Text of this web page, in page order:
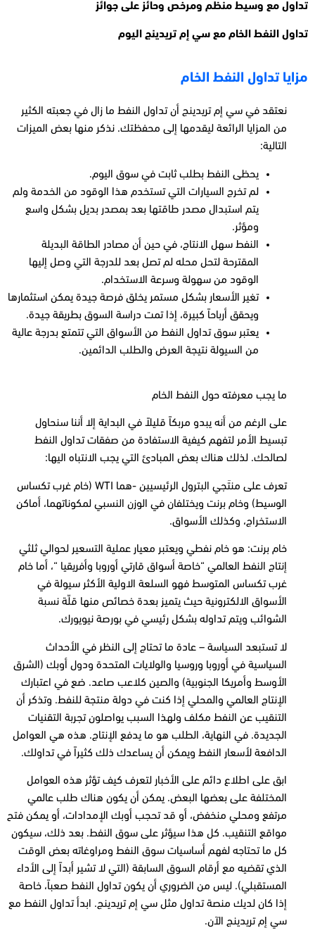
تداول مع وسيط منظم ومرخص وحائز على جوائز
تداول النفط الخام مع سي إم تريدينج اليوم
مزايا تداول النفط الخام
نعتقد في سي إم تريدينج أن تداول النفط ما زال في جعبته الكثير
من المزايا الرائعة ليقدمها إلى محفظتك. نذكر منها بعض الميزات
التالية:
يحظى النفط بطلب ثابت في سوق اليوم.
لم تخرج السيارات التي تستخدم هذا الوقود من الخدمة ولم
يتم استبدال مصدر طاقتها بعد بمصدر بديل بشكل واسع
ومؤثر.
النفط سهل الانتاج، في حين أن مصادر الطاقة البديلة
المقترحة لتحل محله لم تصل بعد للدرجة التي وصل إليها
الوقود من سهولة وسرعة الاستخدام.
تغير الأسعار بشكل مستمر يخلق فرصة جيدة يمكن استثمارها
ويحقق أرباحاً كبيرة، إذا تمت دراسة السوق بطريقة جيدة.
يعتبر سوق تداول النفط من الأسواق التي تتمتع بدرجة عالية
من السيولة نتيجة العرض والطلب الدائمين.
ما يجب معرفته حول النفط الخام
على الرغم من أنه يبدو مربكاً قليلاً في البداية إلا أننا سنحاول
تبسيط الأمر لتفهم كيفية الاستفادة من صفقات تداول النفط
لصالحك. لذلك هناك بعض المبادئ التي يجب الانتباه اليها:
تعرف على منتَجي البترول الرئيسيين -هما WTI (خام غرب تكساس
الوسيط) وخام برنت ويختلفان في الوزن النسبي لمكوناتهما، أماكن
الاستخراج، وكذلك الأسواق.
خام برنت: هو خام نفطي ويعتبر معيار عملية التسعير لحوالي ثلثي
إنتاج النفط العالمي “خاصة أسواق قارتي أوروبا وأفريقيا “، أما خام
غرب تكساس المتوسط فهو السلعة الاولية الأكثر سيولة في
الأسواق الالكترونية حيث يتميز بعدة خصائص منها قلّة نسبة
الشوائب ويتم تداوله بشكل رئيسي في بورصة نيويورك.
لا تستبعد السياسة – عادة ما تحتاج إلى النظر في الأحداث
السياسية في أوروبا وروسيا والولايات المتحدة ودول أوبك (الشرق
الأوسط وأمريكا الجنوبية) والصين كلاعب صاعد. ضع في اعتبارك
الإنتاج العالمي والمحلي إذا كنت في دولة منتجة للنفط. وتذكر أن
التنقيب عن النفط مكلف ولهذا السبب يواصلون تجربة التقنيات
الجديدة. في النهاية، الطلب هو ما يدفع الإنتاج. هذه هي العوامل
الدافعة لأسعار النفط ويمكن أن يساعدك ذلك كثيراً في تداولك.
ابق على اطلاع دائم على الأخبار لتعرف كيف تؤثر هذه العوامل
المختلفة على بعضها البعض. يمكن أن يكون هناك طلب عالمي
مرتفع ومحلي منخفض، أو قد تحجب أوبك الإمدادات، أو يمكن فتح
مواقع التنقيب. كل هذا سيؤثر على سوق النفط. بعد ذلك، سيكون
كل ما تحتاجه لفهم أساسيات سوق النفط ومراوغاته بعض الوقت
الذي تقضيه مع أرقام السوق السابقة (التي لا تشير أبداً إلى الأداء
المستقبلي). ليس من الضروري أن يكون تداول النفط صعباً، خاصة
إذا كان لديك منصة تداول مثل سي إم تريدينج. ابدأ تداول النفط مع
سي إم تريدينج الآن.